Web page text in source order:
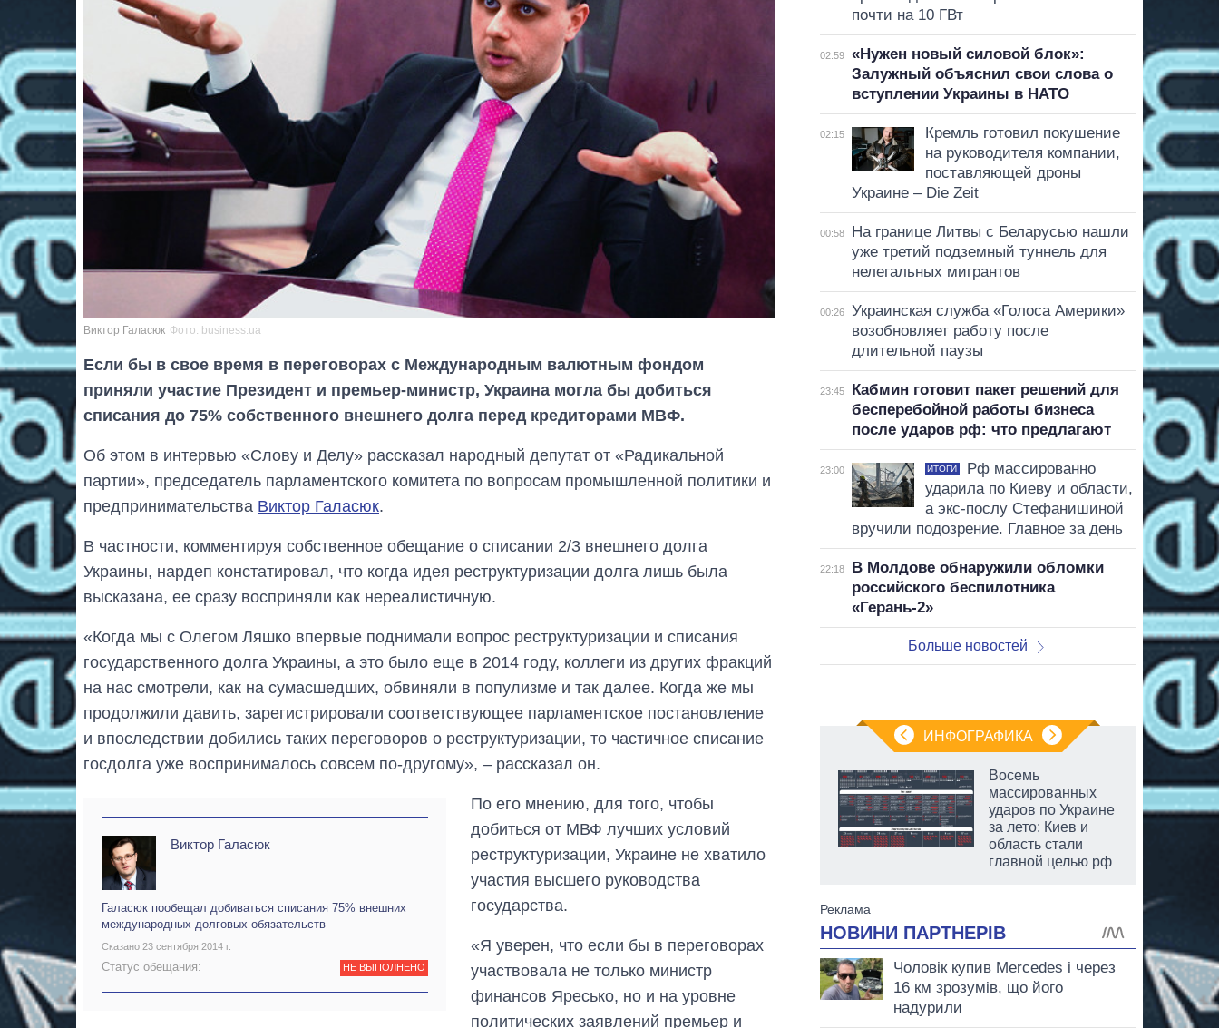
Виктор Галасюк Фото: business.ua
Если бы в свое время в переговорах с Международным валютным фондом
приняли участие Президент и премьер-министр, Украина могла бы добиться
списания до 75% собственного внешнего долга перед кредиторами МВФ.
Об этом в интервью «Слову и Делу» рассказал народный депутат от «Радикальной
партии», председатель парламентского комитета по вопросам промышленной политики и
предпринимательства Виктор Галасюк.
В частности, комментируя собственное обещание о списании 2/3 внешнего долга
Украины, нардеп констатировал, что когда идея реструктуризации долга лишь была
высказана, ее сразу восприняли как нереалистичную.
«Когда мы с Олегом Ляшко впервые поднимали вопрос реструктуризации и списания
государственного долга Украины, а это было еще в 2014 году, коллеги из других фракций
на нас смотрели, как на сумасшедших, обвиняли в популизме и так далее. Когда же мы
продолжили давить, зарегистрировали соответствующее парламентское постановление
и впоследствии добились таких переговоров о реструктуризации, то частичное списание
госдолга уже воспринималось совсем по-другому», – рассказал он.
Виктор Галасюк
Галасюк пообещал добиваться списания 75% внешних
международных долговых обязательств
Сказано 23 сентября 2014 г.
Статус обещания: НЕ ВЫПОЛНЕНО
По его мнению, для того, чтобы
добиться от МВФ лучших условий
реструктуризации, Украине не хватило
участия высшего руководства
государства.
«Я уверен, что если бы в переговорах
участвовала не только министр
финансов Яресько, но и на уровне
политических заявлений премьер и
почти на 10 ГВт
02:59
«Нужен новый силовой блок»:
Залужный объяснил свои слова о
вступлении Украины в НАТО
02:15
Кремль готовил покушение
на руководителя компании,
поставляющей дроны
Украине – Die Zeit
00:58
На границе Литвы с Беларусью нашли
уже третий подземный туннель для
нелегальных мигрантов
00:26
Украинская служба «Голоса Америки»
возобновляет работу после
длительной паузы
23:45
Кабмин готовит пакет решений для
бесперебойной работы бизнеса
после ударов рф: что предлагают
23:00 ИТОГИ
Рф массированно
ударила по Киеву и области,
а экс-послу Стефанишиной
вручили подозрение. Главное за день
22:18
В Молдове обнаружили обломки
российского беспилотника
«Герань-2»
Больше новостей
ИНФОГРАФИКА
медучреждений в
Украине за годы
Восемь
массированных
ударов по Украине
за лето: Киев и
область стали
главной целью рф